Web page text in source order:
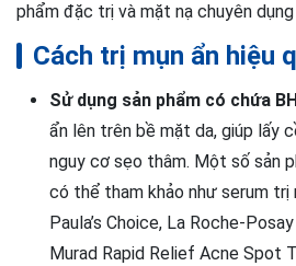
phẩm đặc trị và mặt nạ chuyên
Cách trị mụn ẩn hiệu
Sử dụng sản phẩm có chứa
ẩn lên trên bề mặt da, giúp lấy
nguy cơ sẹo thâm. Một số sản
có thể tham khảo như serum trị
Paula’s Choice, La Roche-
Murad Rapid Relief Acne Spot